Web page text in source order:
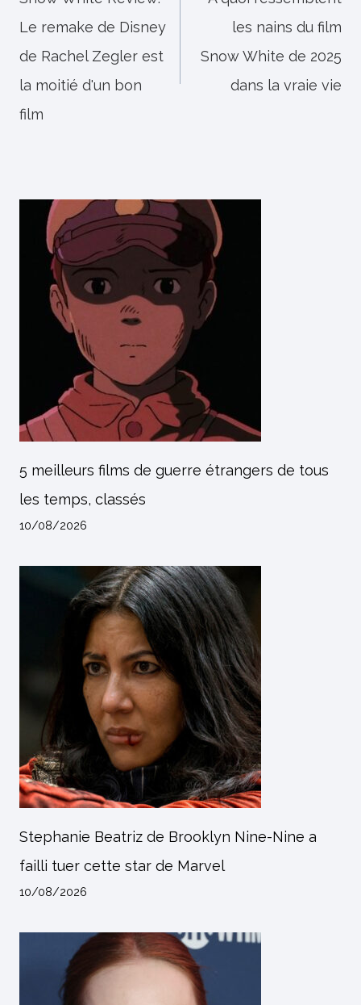
l’article
Le remake de Disney
de Rachel Zegler est
la moitié d'un bon
film
les nains du film
Snow White de 2025
dans la vraie vie
5 meilleurs films de guerre étrangers de tous
les temps, classés
10/08/2026
Stephanie Beatriz de Brooklyn Nine-Nine a
failli tuer cette star de Marvel
10/08/2026